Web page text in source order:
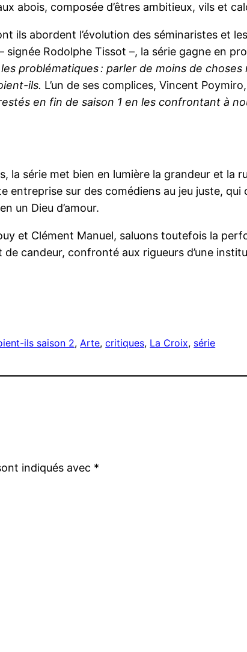
abois, composée d’êtres ambitieux, vils et
ils abordent l’évolution des séminaristes et
Rodolphe Tissot –, la série gagne en
problématiques : parler de moins de choses
ils. L’un de ses complices, Vincent
en fin de saison 1 en les confrontant à
série met bien en lumière la grandeur et la
entreprise sur des comédiens au jeu juste,
un Dieu d’amour.
et Clément Manuel, saluons toutefois la
candeur, confronté aux rigueurs d’une
ils saison 2, Arte, critiques, La Croix, série
indiqués avec *